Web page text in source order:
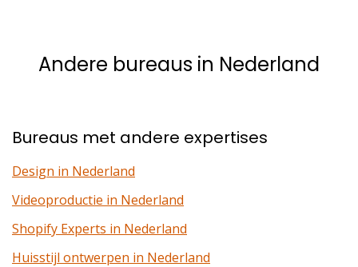
Andere bureaus in Nederland
Bureaus met andere expertises
Design in Nederland
Videoproductie in Nederland
Shopify Experts in Nederland
Huisstijl ontwerpen in Nederland